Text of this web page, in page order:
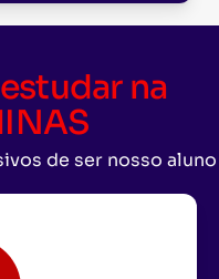
na
de ser nosso aluno